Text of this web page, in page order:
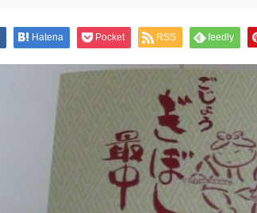
Hatena Pocket RSS feedly